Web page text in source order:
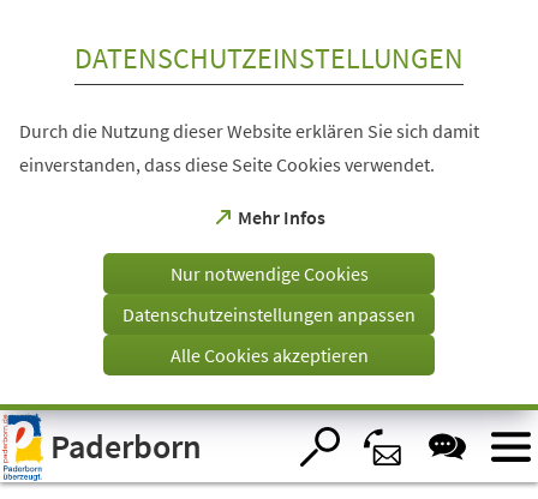
Visuelle
Assistenzsoftware
öffnen.
DATENSCHUTZEINSTELLUNGEN
Durch die Nutzung dieser Website erklären Sie sich damit
einverstanden, dass diese Seite Cookies verwendet.
Mehr Infos
(Öffnet
einem
Tab)
Nur notwendige Cookies
Datenschutzeinstellungen anpassen
Alle Cookies akzeptieren
Paderborn